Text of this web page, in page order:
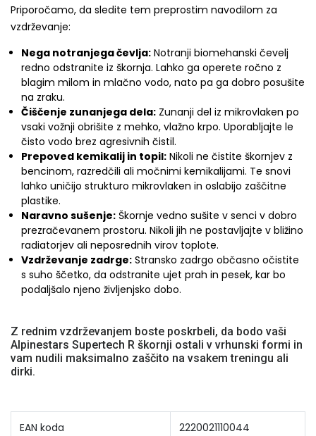
Priporočamo, da sledite tem preprostim navodilom za
vzdrževanje:
Nega notranjega čevlja: Notranji biomehanski čevelj
redno odstranite iz škornja. Lahko ga operete ročno z
blagim milom in mlačno vodo, nato pa ga dobro posušite
na zraku.
Čiščenje zunanjega dela: Zunanji del iz mikrovlaken po
vsaki vožnji obrišite z mehko, vlažno krpo. Uporabljajte le
čisto vodo brez agresivnih čistil.
Prepoved kemikalij in topil: Nikoli ne čistite škornjev z
bencinom, razredčili ali močnimi kemikalijami. Te snovi
lahko uničijo strukturo mikrovlaken in oslabijo zaščitne
plastike.
Naravno sušenje: Škornje vedno sušite v senci v dobro
prezračevanem prostoru. Nikoli jih ne postavljajte v bližino
radiatorjev ali neposrednih virov toplote.
Vzdrževanje zadrge: Stransko zadrgo občasno očistite
s suho ščetko, da odstranite ujet prah in pesek, kar bo
podaljšalo njeno življenjsko dobo.
Z rednim vzdrževanjem boste poskrbeli, da bodo vaši
Alpinestars Supertech R škornji ostali v vrhunski formi in
vam nudili maksimalno zaščito na vsakem treningu ali
dirki.
EAN koda 2220021110044